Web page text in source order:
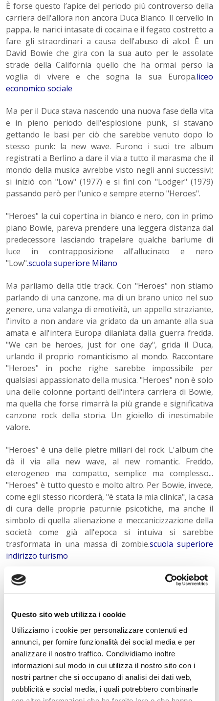
Questo sito web utilizza i cookie
Utilizziamo i cookie per personalizzare contenuti ed
annunci, per fornire funzionalità dei social media e per
analizzare il nostro traffico. Condividiamo inoltre
informazioni sul modo in cui utilizza il nostro sito con i
nostri partner che si occupano di analisi dei dati web,
pubblicità e social media, i quali potrebbero combinarle
È forse questo l’apice del periodo più controverso della
carriera dell'allora non ancora Duca Bianco. Il cervello in
pappa, le narici intasate di cocaina e il fegato costretto a
fare gli straordinari a causa dell'abuso di alcol. È un
David Bowie che gira con la sua auto per le assolate
strade della California quello che ha ormai perso la
voglia di vivere e che sogna la sua Europa.liceo
economico sociale
Ma per il Duca stava nascendo una nuova fase della vita
e in pieno periodo dell'esplosione punk, si stavano
gettando le basi per ciò che sarebbe venuto dopo lo
stesso punk: la new wave. Furono i suoi tre album
registrati a Berlino a dare il via a tutto il marasma che il
mondo della musica avrebbe visto negli anni successivi;
si iniziò con "Low" (1977) e si finì con "Lodger" (1979)
passando però per l’unico e sempre eterno "Heroes".
"Heroes" la cui copertina in bianco e nero, con in primo
piano Bowie, pareva prendere una leggera distanza dal
predecessore lasciando trapelare qualche barlume di
luce in contrapposizione all'allucinato e nero
"Low".scuola superiore Milano
Ma parliamo della title track. Con "Heroes" non stiamo
parlando di una canzone, ma di un brano unico nel suo
genere, una valanga di emotività, un appello straziante,
l'invito a non andare via gridato da un amante alla sua
amata e all'intera Europa dilaniata dalla guerra fredda.
"We can be heroes, just for one day", grida il Duca,
urlando il proprio romanticismo al mondo. Raccontare
"Heroes" in poche righe sarebbe impossibile per
qualsiasi appassionato della musica. "Heroes" non è solo
una delle colonne portanti dell'intera carriera di Bowie,
ma quella che forse rimarrà la più grande e significativa
canzone rock della storia. Un gioiello di inestimabile
valore.
"Heroes” è una delle pietre miliari del rock. L'album che
dà il via alla new wave, al new romantic. Freddo,
eterogeneo ma compatto, semplice ma complesso...
"Heroes" è tutto questo e molto altro. Per Bowie, invece,
come egli stesso ricorderà, "è stata la mia clinica", la casa
di cura delle proprie paturnie psicotiche, ma anche il
simbolo di quella alienazione e meccanicizzazione della
società come già all'epoca si intuiva si sarebbe
trasformata in una massa di zombie.scuola superiore
indirizzo turismo
« Indietro
Istituto Paritario S. Freud – Scuola Privata Milano – Scuola
paritaria: Istituto Tecnico Informatico, Istituto Tecnico
Turismo, Liceo delle Scienze Umane e Liceo Scientifico
Via Accademia, 26/29 Milano – Viale Fulvio Testi, 7 Milano – Tel.